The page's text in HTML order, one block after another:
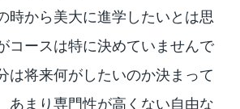
時から美大に進学したいとは思
コースは特に決めていませんで
は将来何がしたいのか決まって
あまり専門性が高くない自由な